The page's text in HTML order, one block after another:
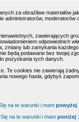
za obraźliwe materiałów
zawierających
odpowiednich
lub zamykania
podawane bez twojej
pozyskania tych danych.
cookies nie zawierają
nowego hasła, gdybyś
na te warunki i mam powyżej
na te warunki i mam poniżej